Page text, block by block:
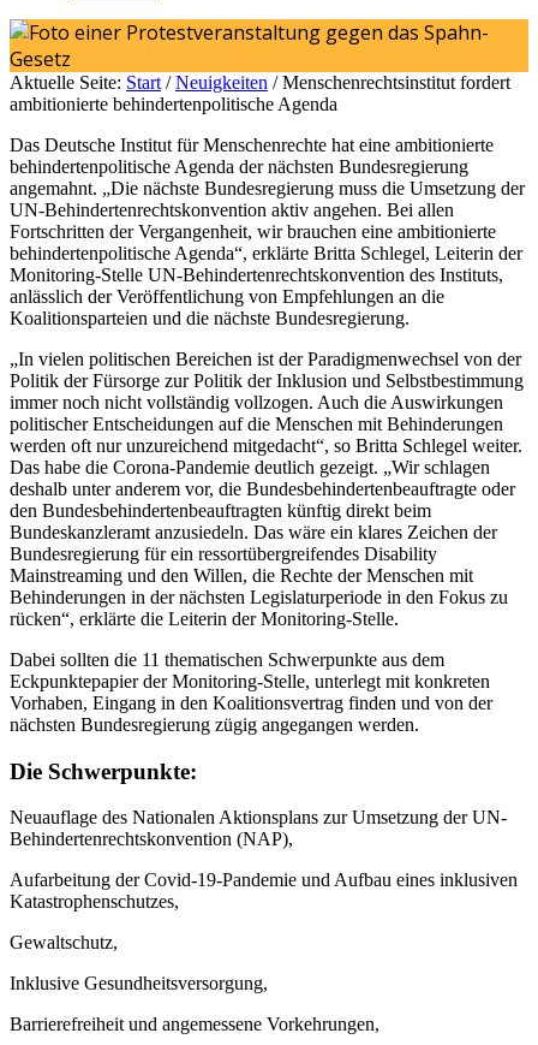
Aktuelle Seite: Start / Neuigkeiten /Menschenrechtsinstitut fordert
ambitionierte behindertenpolitische Agenda
Das Deutsche Institut für Menschenrechte hat eine ambitionierte
behindertenpolitische Agenda der nächsten Bundesregierung
angemahnt. „Die nächste Bundesregierung muss die Umsetzung der
UN-Behindertenrechtskonvention aktiv angehen. Bei allen
Fortschritten der Vergangenheit, wir brauchen eine ambitionierte
behindertenpolitische Agenda“, erklärte Britta Schlegel, Leiterin der
Monitoring-Stelle UN-Behindertenrechtskonvention des Instituts,
anlässlich der Veröffentlichung von Empfehlungen an die
Koalitionsparteien und die nächste Bundesregierung.
„In vielen politischen Bereichen ist der Paradigmenwechsel von der
Politik der Fürsorge zur Politik der Inklusion und Selbstbestimmung
immer noch nicht vollständig vollzogen. Auch die Auswirkungen
politischer Entscheidungen auf die Menschen mit Behinderungen
werden oft nur unzureichend mitgedacht“, so Britta Schlegel weiter.
Das habe die Corona-Pandemie deutlich gezeigt. „Wir schlagen
deshalb unter anderem vor, die Bundesbehindertenbeauftragte oder
den Bundesbehindertenbeauftragten künftig direkt beim
Bundeskanzleramt anzusiedeln. Das wäre ein klares Zeichen der
Bundesregierung für ein ressortübergreifendes Disability
Mainstreaming und den Willen, die Rechte der Menschen mit
Behinderungen in der nächsten Legislaturperiode in den Fokus zu
rücken“, erklärte die Leiterin der Monitoring-Stelle.
Dabei sollten die 11 thematischen Schwerpunkte aus dem
Eckpunktepapier der Monitoring-Stelle, unterlegt mit konkreten
Vorhaben, Eingang in den Koalitionsvertrag finden und von der
nächsten Bundesregierung zügig angegangen werden.
Die Schwerpunkte:
Neuauflage des Nationalen Aktionsplans zur Umsetzung der UN-
Behindertenrechtskonvention (NAP),
Aufarbeitung der Covid-19-Pandemie und Aufbau eines inklusiven
Katastrophenschutzes,
Gewaltschutz,
Inklusive Gesundheitsversorgung,
Barrierefreiheit und angemessene Vorkehrungen,